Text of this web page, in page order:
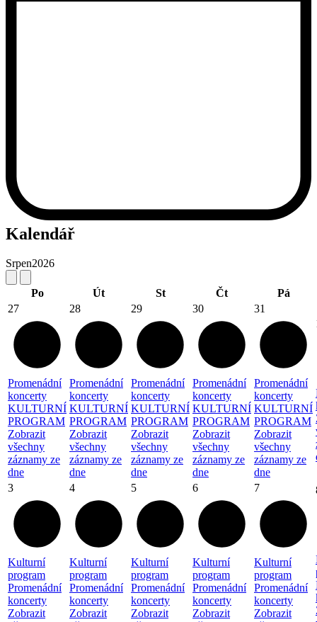
Kalendář
Srpen2026
Po Út St Čt
Pá
27
Promenádní
koncerty
KULTURNÍ
PROGRAM
Zobrazit
všechny
záznamy ze
dne
28
Promenádní
koncerty
KULTURNÍ
PROGRAM
Zobrazit
všechny
záznamy ze
dne
29
Promenádní
koncerty
KULTURNÍ
PROGRAM
Zobrazit
všechny
záznamy ze
dne
30
Promenádní
koncerty
KULTURNÍ
PROGRAM
Zobrazit
všechny
záznamy ze
dne
31
Promenádní
koncerty
KULTURNÍ
PROGRAM
Zobrazit
všechny
záznamy ze
dne
3
Kulturní
program
Promenádní
koncerty
Zobrazit
4
Kulturní
program
Promenádní
koncerty
Zobrazit
5
Kulturní
program
Promenádní
koncerty
Zobrazit
6
Kulturní
program
Promenádní
koncerty
Zobrazit
7
Kulturní
program
Promenádní
koncerty
Zobrazit